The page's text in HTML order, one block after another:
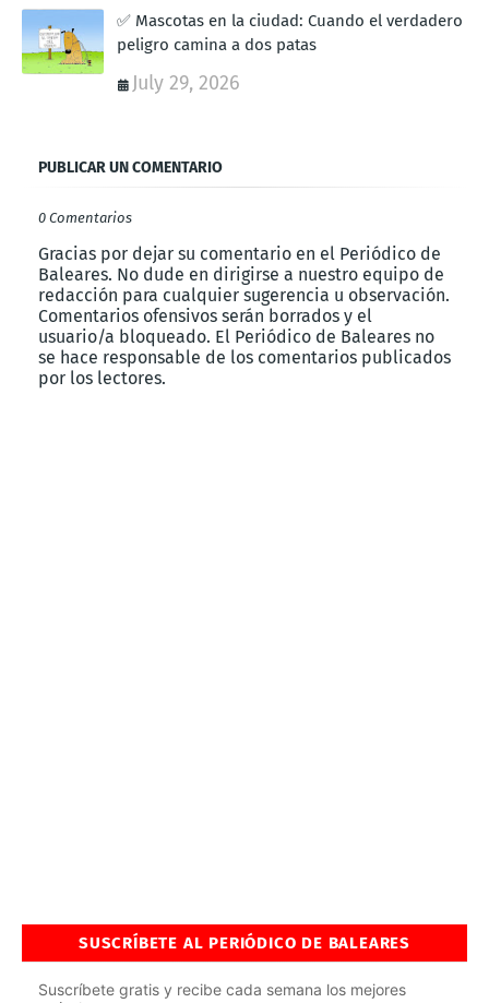
✅ Mascotas en la ciudad: Cuando el verdadero
peligro camina a dos patas
July 29, 2026
PUBLICAR UN COMENTARIO
0 Comentarios
Gracias por dejar su comentario en el Periódico de
Baleares. No dude en dirigirse a nuestro equipo de
redacción para cualquier sugerencia u observación.
Comentarios ofensivos serán borrados y el
usuario/a bloqueado. El Periódico de Baleares no
se hace responsable de los comentarios publicados
por los lectores.
SUSCRÍBETE AL PERIÓDICO DE BALEARES
Suscríbete gratis y recibe cada semana los mejores